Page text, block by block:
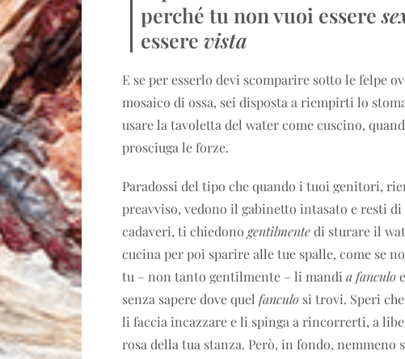
perché tu non vuoi essere
essere vista
E se per esserlo devi scomparire sotto le felpe
mosaico di ossa, sei disposta a riempirti lo
usare la tavoletta del water come cuscino,
prosciuga le forze.
Paradossi del tipo che quando i tuoi genitori,
preavviso, vedono il gabinetto intasato e resti
cadaveri, ti chiedono gentilmentedi sturare il
cucina per poi sparire alle tue spalle, come se
tu – non tanto gentilmente – li mandi a fanculo
senza sapere dove quel fanculo si trovi. Speri
li faccia incazzare e li spinga a rincorrerti, a
rosa della tua stanza. Però, in fondo, nemmeno